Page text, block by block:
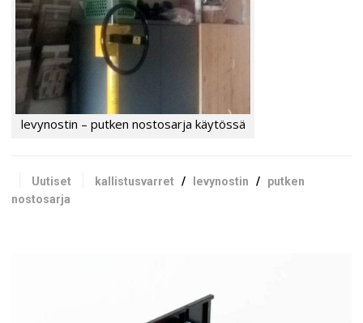
levynostin – putken nostosarja käytössä
Uutiset kallistusvarret/ levynostin / putken
nostosarja